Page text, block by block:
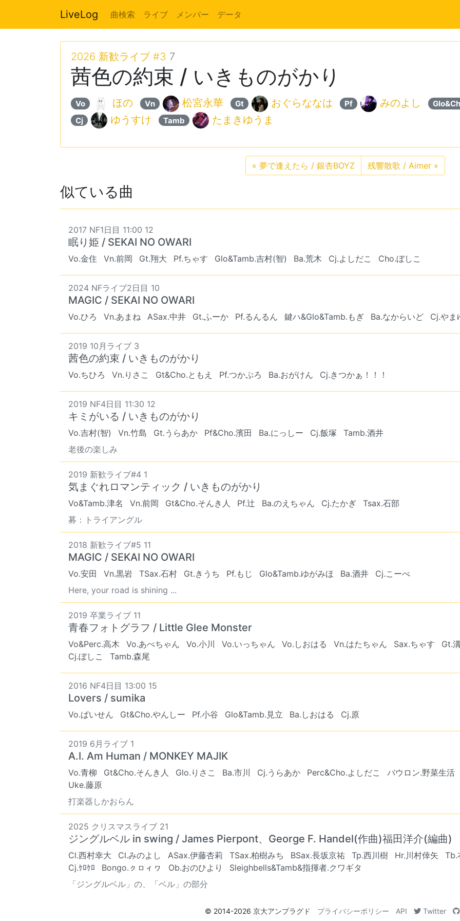
LiveLog 曲検索 ライブ メンバー データ
2026 新歓ライブ #3 7
茜色の約束 / いきものがかり
Vo ほの Vn 松宮永華 Gt おぐらななは Pf みのよし
Cj
ゆうすけ Tamb たまきゆうま
« 夢で逢えたら / 銀杏BOYZ 残響散歌 / Aimer »
似ている曲
2017 NF1日目 11:00 12
眠り姫 / SEKAI NO OWARI
Vo.金住 Vn.前岡 Gt.翔大 Pf.ちゃす Glo&Tamb.吉村(智) Ba.荒木 Cj.よしだこ Cho.ぼしこ
2024 NFライブ2日目 10
MAGIC / SEKAI NO OWARI
Vo.ひろ Vn.あまね ASax.中井 Gt.ふーか Pf.るんるん 鍵ハ&Glo&Tamb.もぎ Ba.なからいど Cj.やま
2019 10月ライブ 3
茜色の約束 / いきものがかり
Vo.ちひろ Vn.りさこ Gt&Cho.ともえ Pf.つかぷろ Ba.おがけん Cj.きつかぁ！！！
2019 NF4日目 11:30 12
キミがいる / いきものがかり
Vo.吉村(智) Vn.竹島 Gt.うらあか Pf&Cho.濱田 Ba.にっしー Cj.飯塚
Tamb.酒井
老後の楽しみ
2019 新歓ライブ#4 1
気まぐれロマンティック / いきものがかり
Vo&Tamb.津名 Vn.前岡 Gt&Cho.そんき人 Pf.辻 Ba.のえちゃん Cj.たかぎ
Tsax.石部
募：トライアングル
2018 新歓ライブ#5 11
MAGIC / SEKAI NO OWARI
Vo.安田 Vn.黒岩 TSax.石村 Gt.きうち Pf.もじ Glo&Tamb.ゆがみほ Ba.酒井
Cj.こーべ
Here, your road is shining ...
2019 卒業ライブ 11
青春フォトグラフ / Little Glee Monster
Vo&Perc.高木 Vo.あべちゃん Vo.小川 Vo.いっちゃん Vo.しおはる Vn.はたちゃん Sax.ちゃす
Gt.
Cj.ぼしこ
Tamb.森尾
2016 NF4日目 13:00 15
Lovers / sumika
Vo.ぱいせん Gt&Cho.やんしー Pf.小谷 Glo&Tamb.見立 Ba.しおはる Cj.原
2019 6月ライブ 1
A.I. Am Human / MONKEY MAJIK
Vo.青柳 Gt&Cho.そんき人 Glo.りさこ Ba.市川 Cj.うらあか Perc&Cho.よしだこ
バウロン.野菜生活
Uke.藤原
打楽器しかおらん
2025 クリスマスライブ 21
ジングルベル in swing / James Pierpont、George F. Handel(作曲)福田洋介(編曲)
Cl.西村幸大 Cl.みのよし ASax.伊藤杏莉 TSax.柏樹みち BSax.長坂京祐 Tp.西川樹 Hr.川村倖矢
Tb.
Cj.ｹﾛｹﾛ
Bongo.ㇰㇿィヮ Ob.おのひより
Sleighbells&Tamb&指揮者.クワギタ
「ジングルベル」の、「ベル」の部分
© 2014-2026 京大アンプラグド プライバシーポリシー API Twitter